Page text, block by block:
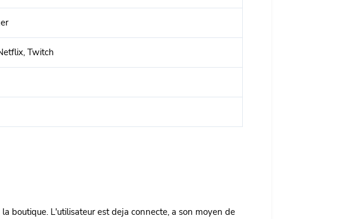
Twitch
boutique. L'utilisateur est deja connecte, a son moyen de